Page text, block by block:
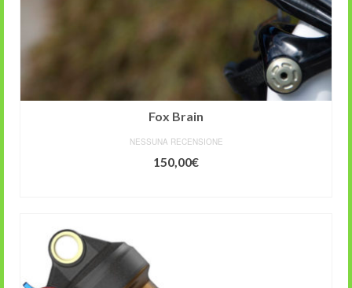
Fox Brain
NESSUNA RECENSIONE
150,00€